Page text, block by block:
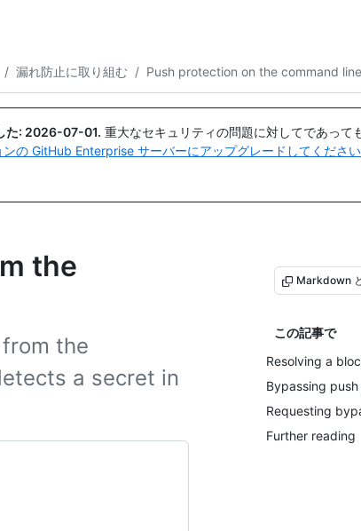
/ 漏れ防止に取り組む / Push protection on the command line
た: 2026-07-01. 重大なセキュリティの問題に対してであって
ンの GitHub Enterprise サーバーにアップグレードしてください
the
the
a secret in
Markdown
この記事で
Resolving a
Bypassing
Requesting
Further reading